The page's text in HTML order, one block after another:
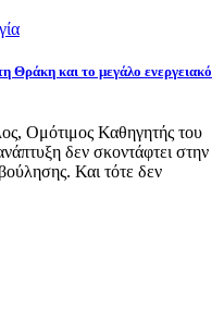
Θράκη και το μεγάλο ενεργειακό
Ομότιμος Καθηγητής του
δεν σκοντάφτει στην
Και τότε δεν